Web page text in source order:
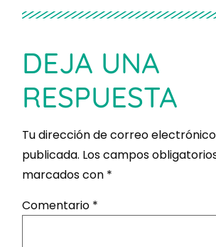
DEJA UNA
RESPUESTA
Tu dirección de correo
publicada. Los campos
marcados con *
Comentario *